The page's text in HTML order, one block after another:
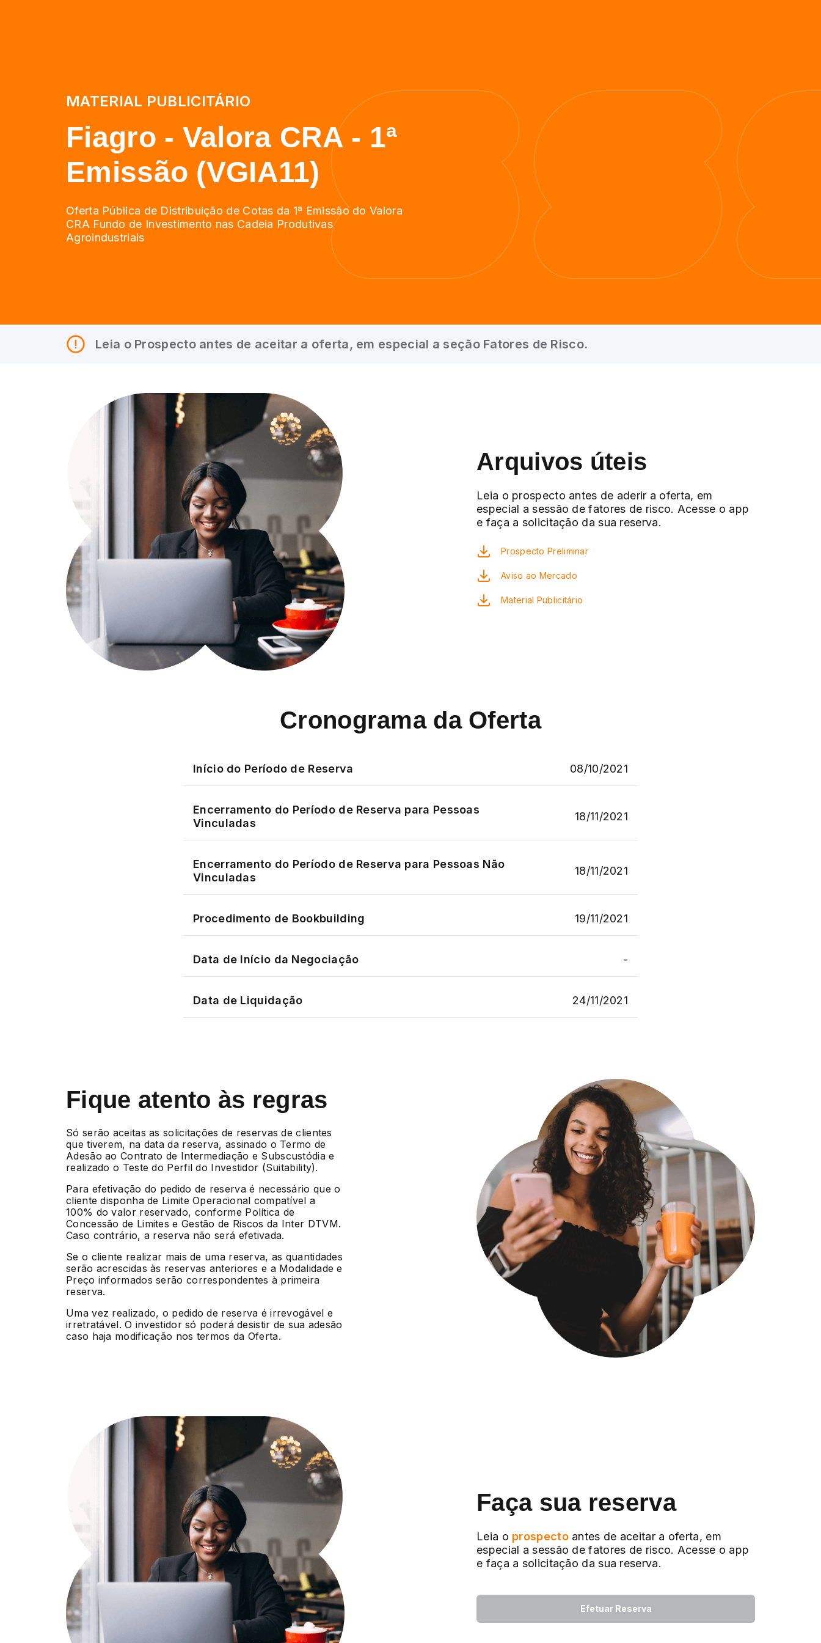
MATERIAL PUBLICITÁRIO
Fiagro - Valora CRA - 1ª
Emissão (VGIA11)
Oferta Pública de Distribuição de Cotas da 1ª Emissão do Valora
CRA Fundo de Investimento nas Cadeia Produtivas
Agroindustriais
Leia o Prospecto antes de aceitar a oferta, em especial a seção Fatores de Risco.
Arquivos úteis
Leia o prospecto antes de aderir a oferta, em
especial a sessão de fatores de risco. Acesse o app
e faça a solicitação da sua reserva.
Prospecto Preliminar
Aviso ao Mercado
Material Publicitário
Cronograma da Oferta
Início do Período de Reserva 08/10/2021
Encerramento do Período de Reserva para Pessoas
Vinculadas
18/11/2021
Encerramento do Período de Reserva para Pessoas Não
Vinculadas
18/11/2021
Procedimento de Bookbuilding 19/11/2021
Data de Início da Negociação -
Data de Liquidação 24/11/2021
Fique atento às regras
Só serão aceitas as solicitações de reservas de clientes
que tiverem, na data da reserva, assinado o Termo de
Adesão ao Contrato de Intermediação e Subscustódia e
realizado o Teste do Perfil do Investidor (Suitability).
Para efetivação do pedido de reserva é necessário que o
cliente disponha de Limite Operacional compatível a
100% do valor reservado, conforme Política de
Concessão de Limites e Gestão de Riscos da Inter DTVM.
Caso contrário, a reserva não será efetivada.
Se o cliente realizar mais de uma reserva, as quantidades
serão acrescidas às reservas anteriores e a Modalidade e
Preço informados serão correspondentes à primeira
reserva.
Uma vez realizado, o pedido de reserva é irrevogável e
irretratável. O investidor só poderá desistir de sua adesão
caso haja modificação nos termos da Oferta.
Faça sua reserva
Leia o prospecto antes de aceitar a oferta, em
especial a sessão de fatores de risco. Acesse o app
e faça a solicitação da sua reserva.
Efetuar Reserva